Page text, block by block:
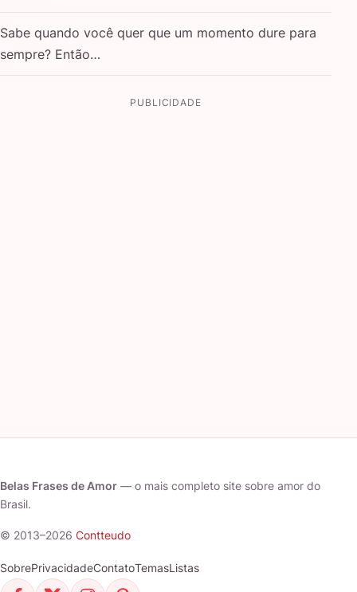
Sabe quando você quer que um momento dure para
sempre? Então…
PUBLICIDADE
Belas Frases de Amor — o mais completo site sobre amor do
Brasil.
© 2013–2026 Contteudo
SobrePrivacidadeContatoTemasListas